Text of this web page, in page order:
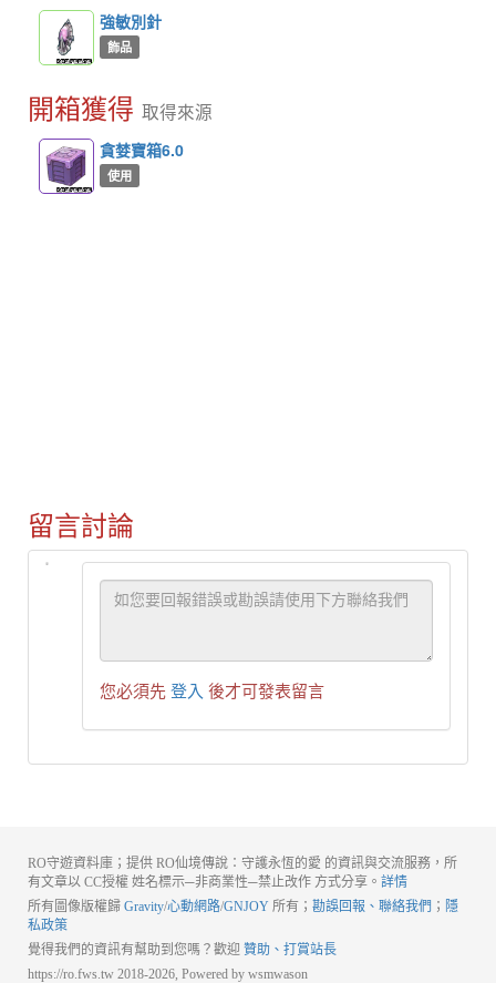
強敏別針
飾品
開箱獲得 取得來源
貪婪寶箱6.0
使用
留言討論
您必須先 登入 後才可發表留言
RO守遊資料庫；提供 RO仙境傳說：守護永恆的愛 的資訊與交流服務，所
有文章以 CC授權 姓名標示─非商業性─禁止改作 方式分享。 詳情
所有圖像版權歸 Gravity/心動網路/GNJOY 所有； 勘誤回報、聯絡我們 ； 隱
私政策
覺得我們的資訊有幫助到您嗎？歡迎 贊助、打賞站長
https://ro.fws.tw 2018-2026, Powered by wsmwason